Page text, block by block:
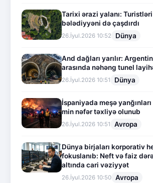
Tarixi ərazi yalanı:
bələdiyyəni də çaşdırdı
26.İyul.2026 10:52 Dünya
And dağları yarılır:
arasında nəhəng tunel
26.İyul.2026 10:51 Dünya
İspaniyada meşə
min nəfər təxliyə olunub
26.İyul.2026 10:51 Avropa
Dünya birjaları korporativ
fokuslanıb: Neft və faiz
altında cari vəziyyət
26.İyul.2026 10:50 Avropa